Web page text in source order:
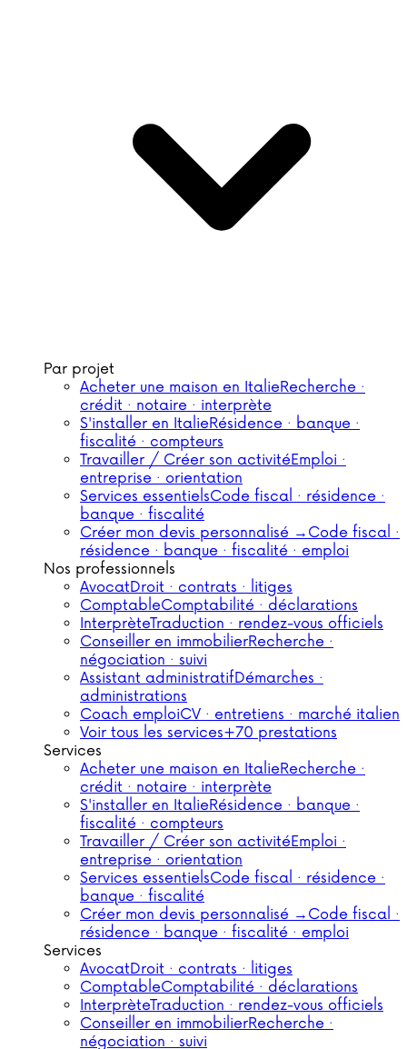
Par projet
Acheter une maison en ItalieRecherche ·
crédit · notaire · interprète
S'installer en ItalieRésidence · banque ·
fiscalité · compteurs
Travailler / Créer son activitéEmploi ·
entreprise · orientation
Services essentielsCode fiscal · résidence ·
banque · fiscalité
Créer mon devis personnalisé → Code fiscal ·
résidence · banque · fiscalité · emploi
Nos professionnels
AvocatDroit · contrats · litiges
ComptableComptabilité · déclarations
InterprèteTraduction · rendez-vous officiels
Conseiller en immobilierRecherche ·
négociation · suivi
Assistant administratifDémarches ·
administrations
Coach emploiCV · entretiens · marché italien
Voir tous les services+70 prestations
Services
Acheter une maison en ItalieRecherche ·
crédit · notaire · interprète
S'installer en ItalieRésidence · banque ·
fiscalité · compteurs
Travailler / Créer son activitéEmploi ·
entreprise · orientation
Services essentielsCode fiscal · résidence ·
banque · fiscalité
Créer mon devis personnalisé → Code fiscal ·
résidence · banque · fiscalité · emploi
Services
AvocatDroit · contrats · litiges
ComptableComptabilité · déclarations
InterprèteTraduction · rendez-vous officiels
Conseiller en immobilierRecherche ·
négociation · suivi